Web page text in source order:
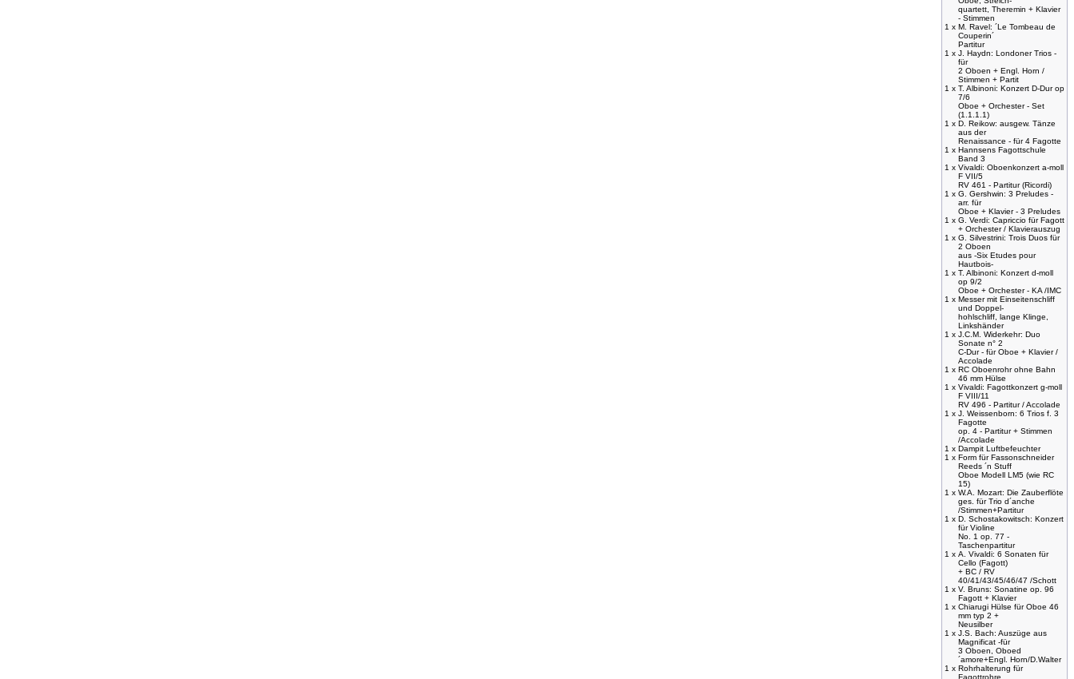
quartett, Theremin + Klavier
- Stimmen
1 x M. Ravel: ´Le Tombeau de
Couperin´
Partitur
1 x J. Haydn: Londoner Trios -
für
2 Oboen + Engl. Horn /
Stimmen + Partit
1 x T. Albinoni: Konzert D-Dur op
7/6
Oboe + Orchester - Set
(1.1.1.1)
1 x D. Reikow: ausgew. Tänze
aus der
Renaissance - für 4 Fagotte
1 x Hannsens Fagottschule
Band 3
1 x Vivaldi: Oboenkonzert a-moll
F VII/5
RV 461 - Partitur (Ricordi)
1 x G. Gershwin: 3 Preludes -
arr. für
Oboe + Klavier - 3 Preludes
1 x G. Verdi: Capriccio für Fagott
+ Orchester / Klavierauszug
1 x G. Silvestrini: Trois Duos für
2 Oboen
aus -Six Etudes pour
Hautbois-
1 x T. Albinoni: Konzert d-moll
op 9/2
Oboe + Orchester - KA /IMC
1 x Messer mit Einseitenschliff
und Doppel-
hohlschliff, lange Klinge,
Linkshänder
1 x J.C.M. Widerkehr: Duo
Sonate n° 2
C-Dur - für Oboe + Klavier /
Accolade
1 x RC Oboenrohr ohne Bahn
46 mm Hülse
1 x Vivaldi: Fagottkonzert g-moll
F VIII/11
RV 496 - Partitur / Accolade
1 x J. Weissenborn: 6 Trios f. 3
Fagotte
op. 4 - Partitur + Stimmen
/Accolade
1 x Dampit Luftbefeuchter
1 x Form für Fassonschneider
Reeds ´n Stuff
Oboe Modell LM5 (wie RC
15)
1 x W.A. Mozart: Die Zauberflöte
ges. für Trio d´anche
/Stimmen+Partitur
1 x D. Schostakowitsch: Konzert
für Violine
No. 1 op. 77 -
Taschenpartitur
1 x A. Vivaldi: 6 Sonaten für
Cello (Fagott)
+ BC / RV
40/41/43/45/46/47 /Schott
1 x V. Bruns: Sonatine op. 96
Fagott + Klavier
1 x Chiarugi Hülse für Oboe 46
mm typ 2 +
Neusilber
1 x J.S. Bach: Auszüge aus
Magnificat -für
3 Oboen, Oboed
´amore+Engl. Horn/D.Walter
1 x Rohrhalterung für
Fagottrohre